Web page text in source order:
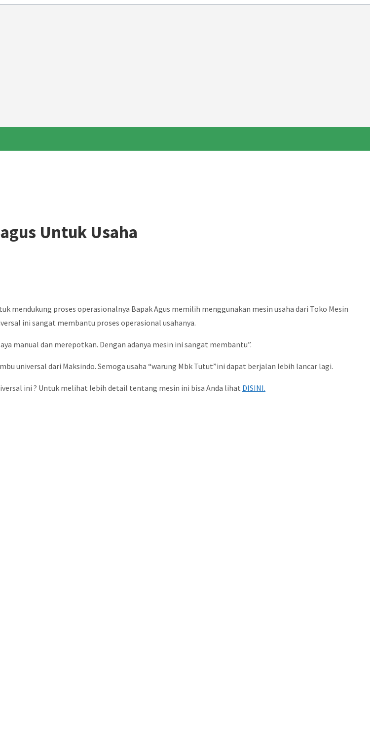
Untuk Usaha
mendukung proses operasionalnya Bapak Agus memilih menggunakan mesin usaha dari Toko Mesin
ini sangat membantu proses operasional usahanya.
manual dan merepotkan. Dengan adanya mesin ini sangat membantu”.
universal dari Maksindo. Semoga usaha “warung Mbk Tutut”ini dapat berjalan lebih lancar lagi.
ini ? Untuk melihat lebih detail tentang mesin ini bisa Anda lihat DISINI.